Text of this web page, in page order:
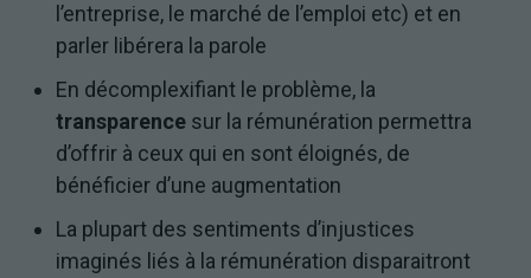
l’entreprise, le marché de l’emploi etc) et en
parler libérera la parole
En décomplexifiant le problème, la
transparence sur la rémunération permettra
d’offrir à ceux qui en sont éloignés, de
bénéficier d’une augmentation
La plupart des sentiments d’injustices
imaginés liés à la rémunération disparaitront